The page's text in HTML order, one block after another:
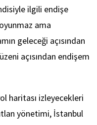
ilgili endişe
ama
geleceği açısından
açısından endişem
haritası izleyecekleri
yönetimi, İstanbul